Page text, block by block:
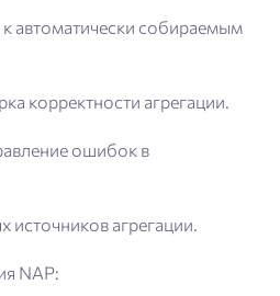
автоматически собираемым
корректности агрегации.
ошибок в
агрегации.
NAP: